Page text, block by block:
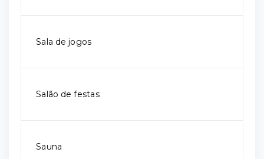
Sala de jogos
Salão de festas
Sauna